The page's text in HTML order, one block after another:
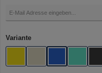
Varianteauswählen